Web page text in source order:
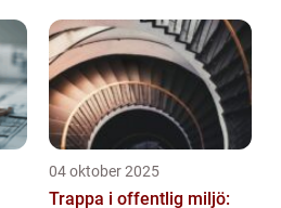
04 oktober 2025
Trappa i offentlig miljö: